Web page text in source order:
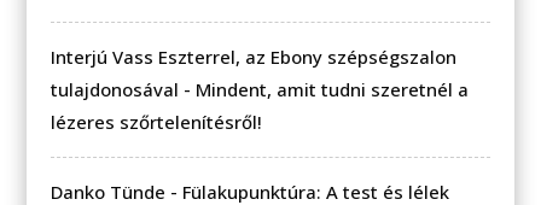
Interjú Vass Eszterrel, az Ebony szépségszalon
tulajdonosával - Mindent, amit tudni szeretnél a
lézeres szőrtelenítésről!
Danko Tünde - Fülakupunktúra: A test és lélek